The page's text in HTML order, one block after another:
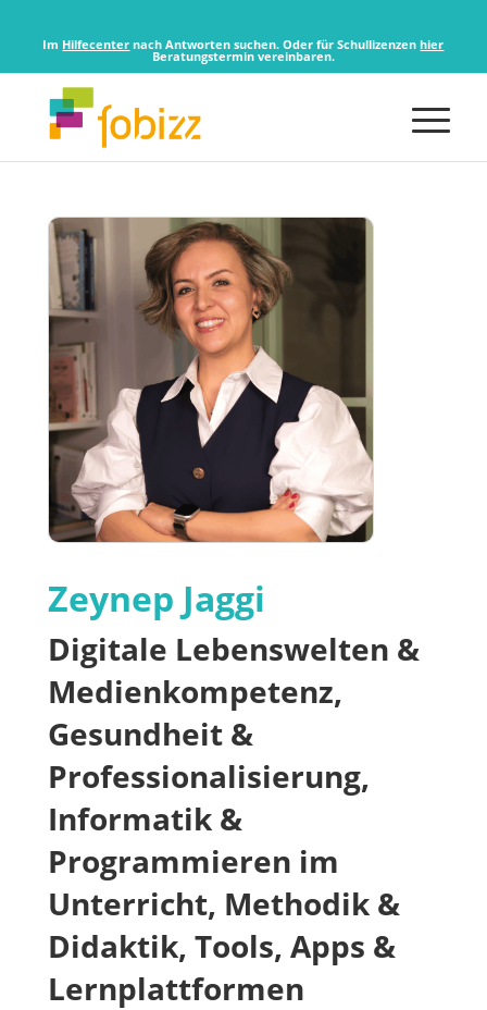
Im Hilfecenter nach Antworten suchen. Oder für Schullizenzenhier
Beratungstermin vereinbaren.
Zeynep Jaggi
Digitale Lebenswelten &
Medienkompetenz,
Gesundheit &
Professionalisierung,
Informatik &
Programmieren im
Unterricht, Methodik &
Didaktik, Tools, Apps &
Lernplattformen